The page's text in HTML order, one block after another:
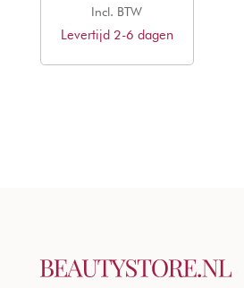
prijs
was:
is:
Incl. BTW
Levertijd 2-6 dagen